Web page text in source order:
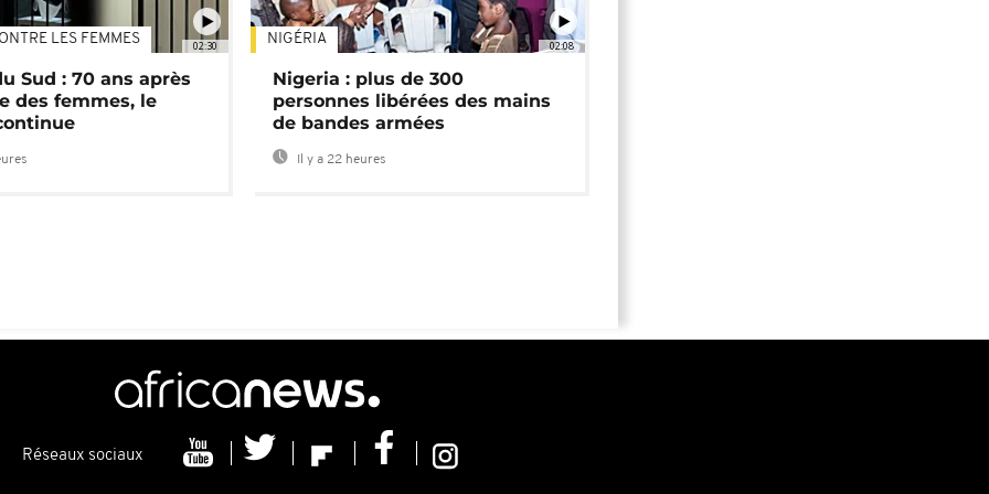
02:30
LES FEMMES
Sud : 70 ans après
des femmes, le
02:08
NIGÉRIA
Nigeria : plus de 300
personnes libérées des mains
de bandes armées
Il y a 22 heures
Réseaux sociaux